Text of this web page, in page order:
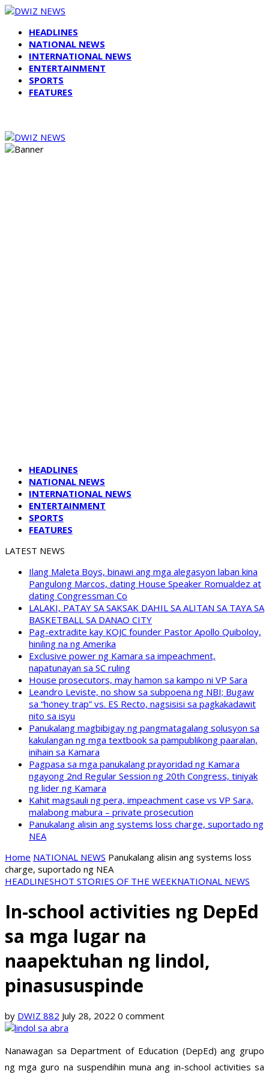
HEADLINES
NATIONAL NEWS
INTERNATIONAL NEWS
ENTERTAINMENT
SPORTS
FEATURES
HEADLINES
NATIONAL NEWS
INTERNATIONAL NEWS
ENTERTAINMENT
SPORTS
FEATURES
LATEST NEWS
Ilang Maleta Boys, binawi ang mga alegasyon laban kina
Pangulong Marcos, dating House Speaker Romualdez at
dating Congressman Co
LALAKI, PATAY SA SAKSAK DAHIL SA ALITAN SA TAYA SA
BASKETBALL SA DANAO CITY
Pag-extradite kay KOJC founder Pastor Apollo Quiboloy,
hiniling na ng Amerika
Exclusive power ng Kamara sa impeachment,
napatunayan sa SC ruling
House prosecutors, may hamon sa kampo ni VP Sara
Leandro Leviste, no show sa subpoena ng NBI; Bugaw
sa “honey trap” vs. ES Recto, nagsisisi sa pagkakadawit
nito sa isyu
Panukalang magbibigay ng pangmatagalang solusyon sa
kakulangan ng mga textbook sa pampublikong paaralan,
inihain sa Kamara
Pagpasa sa mga panukalang prayoridad ng Kamara
ngayong 2nd Regular Session ng 20th Congress, tiniyak
ng lider ng Kamara
Kahit magsauli ng pera, impeachment case vs VP Sara,
malabong mabura – private prosecution
Panukalang alisin ang systems loss charge, suportado ng
NEA
Home NATIONAL NEWS Panukalang alisin ang systems loss
charge, suportado ng NEA
HEADLINESHOT STORIES OF THE WEEKNATIONAL NEWS
In-school activities ng DepEd
sa mga lugar na
naapektuhan ng lindol,
pinasususpinde
by DWIZ 882 July 28, 2022 0 comment
Nanawagan sa Department of Education (DepEd) ang grupo
ng mga guro na suspendihin muna ang in-school activities sa